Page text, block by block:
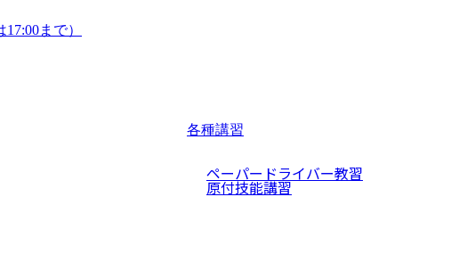
まで）
各種講習
ペーパードライバー教習
原付技能講習